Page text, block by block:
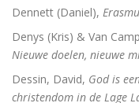
A New
Dennett (Daniel),
Denys (Kris) & Van
Nieuwe doelen, nieuwe
Dessin, David, God is
christendom in de Lage